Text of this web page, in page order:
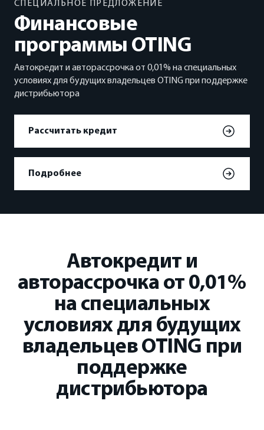
ФИНАНСЫ И КРЕДИТ
Кредитные программы
Рассчитать кредит
Страхование
СПЕЦИАЛЬНОЕ ПРЕДЛОЖЕНИЕ
Финансовые
программы OTING
Автокредит и авторассрочка от 0,01% на специальных
условиях для будущих владельцев OTING при поддержке
дистрибьютора
Рассчитать кредит
Подробнее
Автокредит и
авторассрочка от 0,01%
на специальных
условиях для будущих
владельцев OTING при
поддержке
дистрибьютора